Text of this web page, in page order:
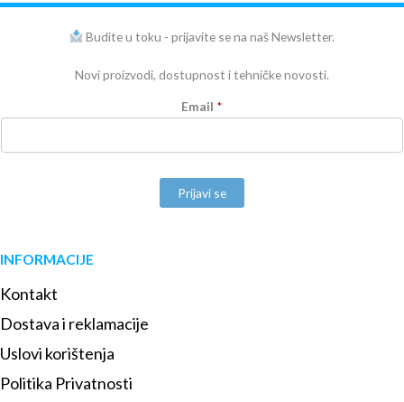
Budite u toku - prijavite se na naš Newsletter.
Novi proizvodi, dostupnost i tehničke novosti.
Email *
Prijavi se
INFORMACIJE
Kontakt
Dostava i reklamacije
Uslovi korištenja
Politika Privatnosti